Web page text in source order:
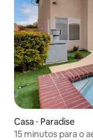
Casa ⋅ Paradise
15 minutos para o